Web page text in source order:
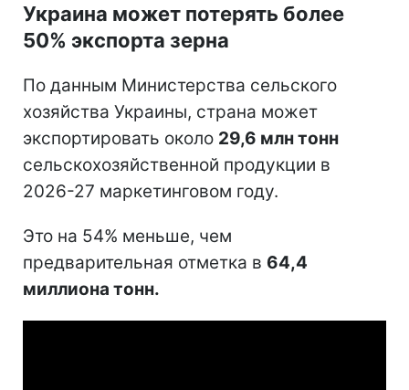
Украина может потерять более
50% экспорта зерна
По данным Министерства сельского
хозяйства Украины, страна может
экспортировать около 29,6 млн тонн
сельскохозяйственной продукции в
2026-27 маркетинговом году.
Это на 54% меньше, чем
предварительная отметка в 64,4
миллиона тонн.